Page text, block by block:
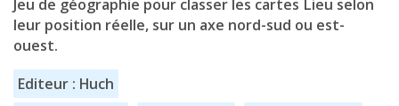
Jeu de géographie pour classer les cartes Lieu selon
leur position réelle, sur un axe nord-sud ou est-
ouest.
Editeur : Huch